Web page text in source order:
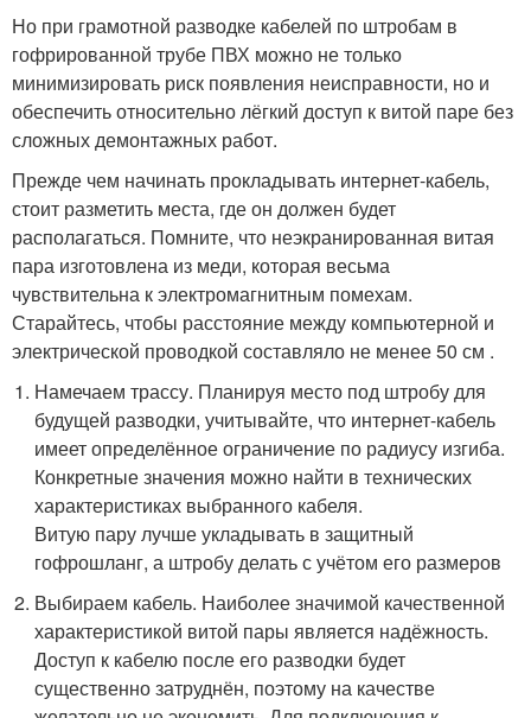
Но при грамотной разводке кабелей по штробам в
гофрированной трубе ПВХ можно не только
минимизировать риск появления неисправности, но и
обеспечить относительно лёгкий доступ к витой паре без
сложных демонтажных работ.
Прежде чем начинать прокладывать интернет-кабель,
стоит разметить места, где он должен будет
располагаться. Помните, что неэкранированная витая
пара изготовлена из меди, которая весьма
чувствительна к электромагнитным помехам.
Старайтесь, чтобы расстояние между компьютерной и
электрической проводкой составляло не менее 50 см .
Намечаем трассу. Планируя место под штробу для
будущей разводки, учитывайте, что интернет-кабель
имеет определённое ограничение по радиусу изгиба.
Конкретные значения можно найти в технических
характеристиках выбранного кабеля.
Витую пару лучше укладывать в защитный
гофрошланг, а штробу делать с учётом его размеров
Выбираем кабель. Наиболее значимой качественной
характеристикой витой пары является надёжность.
Доступ к кабелю после его разводки будет
существенно затруднён, поэтому на качестве